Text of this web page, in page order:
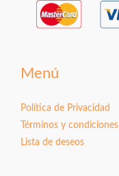
Menú
Política de Privacidad
Términos y condiciones
Lista de deseos